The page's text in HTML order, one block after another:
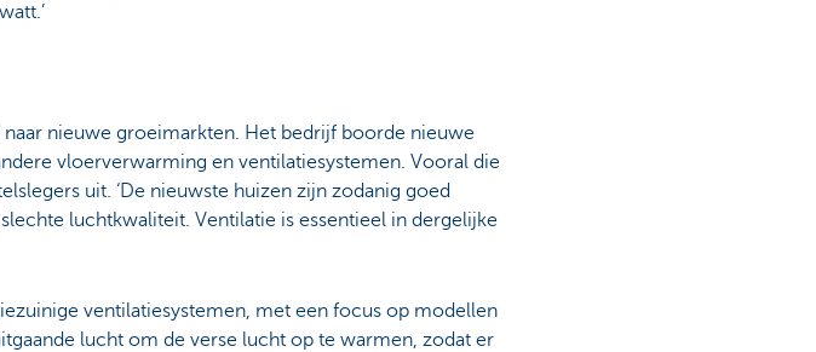
nieuwe groeimarkten. Het bedrijf boorde nieuwe
vloerverwarming en ventilatiesystemen. Vooral die
uit. ‘De nieuwste huizen zijn zodanig goed
luchtkwaliteit. Ventilatie is essentieel in dergelijke
ventilatiesystemen, met een focus op modellen
lucht om de verse lucht op te warmen, zodat er